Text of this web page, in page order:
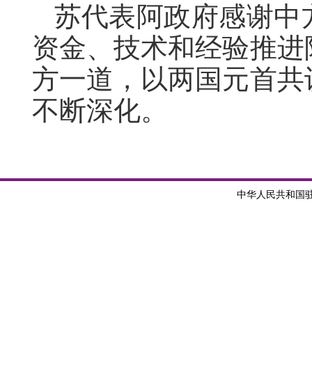
苏代表阿政府感谢
资金、技术和经验推
方一道，以两国元首
不断深化。
中华人民共和国